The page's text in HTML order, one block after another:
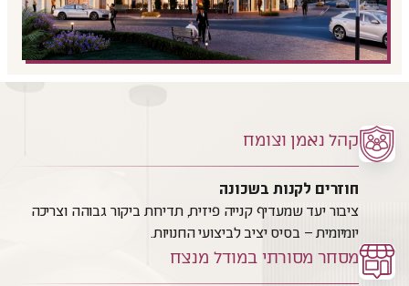
קהל נאמן וצומח
חוזרים לקנות בשכונה
ציבור יעד שמעדיף קנייה פיזית, תדירות ביקור גבוהה וצריכה
יומיומית – בסיס יציב לביצועי החנויות.
מסחר מסורתי במודל מנצח